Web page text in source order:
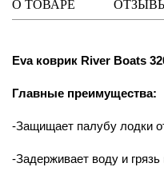
О ТОВАРЕ
Eva коврик River Boats
Главные преимущества:
-Защищает палубу лодки
-Задерживает воду и